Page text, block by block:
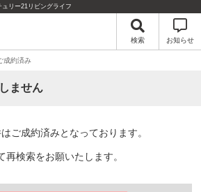
リー21リビングライフ
検索 お知らせ
成約済み
ません
ご成約済みとなっております。
再検索をお願いたします。